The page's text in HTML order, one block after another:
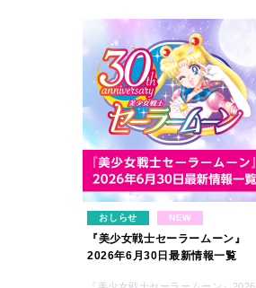
おしらせ NEW
『美少女戦士セーラームーン』
2026年6月30日最新情報一覧